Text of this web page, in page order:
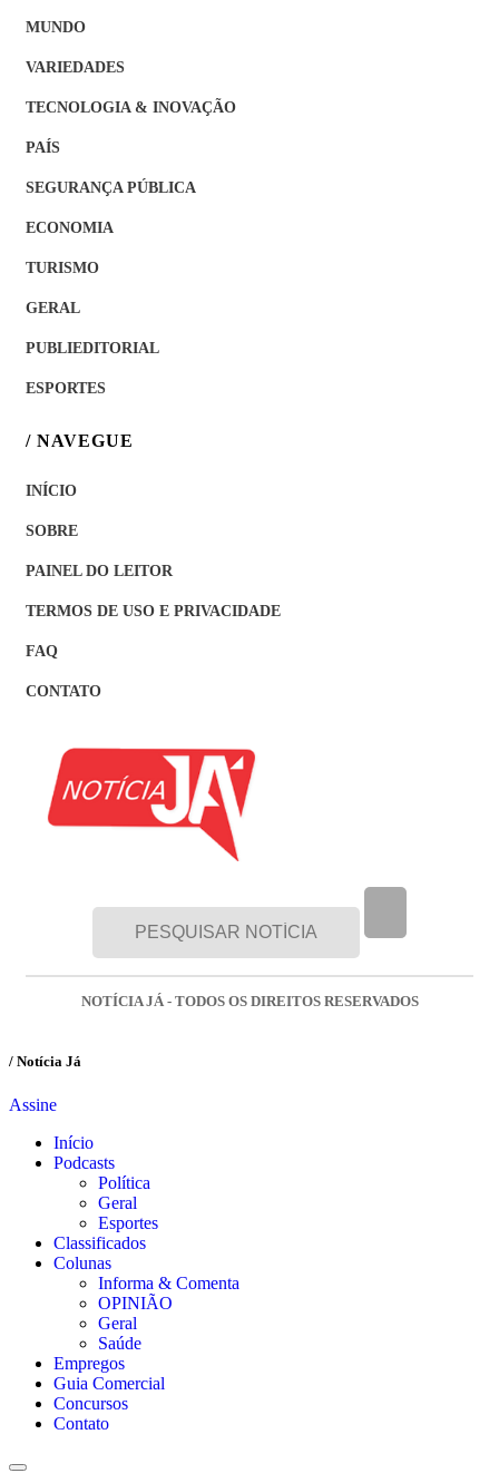
MUNDO
VARIEDADES
TECNOLOGIA & INOVAÇÃO
PAÍS
SEGURANÇA PÚBLICA
ECONOMIA
TURISMO
GERAL
PUBLIEDITORIAL
ESPORTES
/ NAVEGUE
INÍCIO
SOBRE
PAINEL DO LEITOR
TERMOS DE USO E PRIVACIDADE
FAQ
CONTATO
NOTÍCIA JÁ - TODOS OS DIREITOS RESERVADOS
/ Notícia Já
Assine
Início
Podcasts
Política
Geral
Esportes
Classificados
Colunas
Informa & Comenta
OPINIÃO
Geral
Saúde
Empregos
Guia Comercial
Concursos
Contato